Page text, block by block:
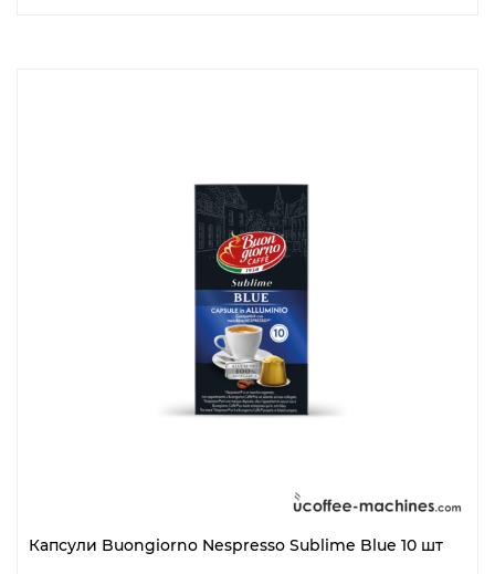
Капсули Buongiorno Nespresso Sublime Blue 10 шт